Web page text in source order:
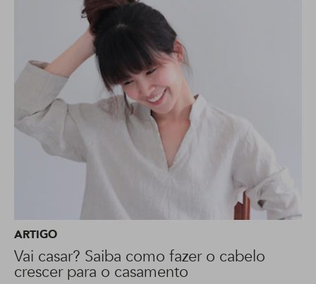
ARTIGO
Vai casar? Saiba como fazer o cabelo
crescer para o casamento